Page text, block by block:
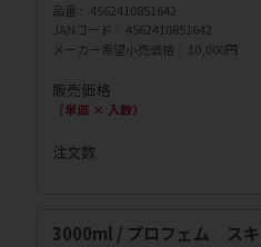
品番
4562410851642
JANコード
4562410851642
メーカー希望小売価格
10,000円
販売価格
（単価 × 入数）
注文数
3000ml / プロフェム スキ